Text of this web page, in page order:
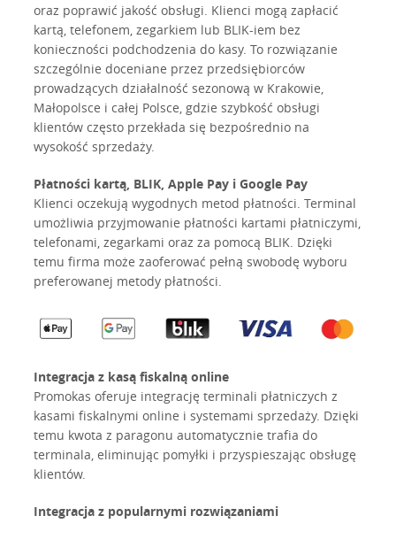
oraz poprawić jakość obsługi. Klienci mogą zapłacić
kartą, telefonem, zegarkiem lub BLIK-iem bez
konieczności podchodzenia do kasy. To rozwiązanie
szczególnie doceniane przez przedsiębiorców
prowadzących działalność sezonową w Krakowie,
Małopolsce i całej Polsce, gdzie szybkość obsługi
klientów często przekłada się bezpośrednio na
wysokość sprzedaży.
Płatności kartą, BLIK, Apple Pay i Google Pay
Klienci oczekują wygodnych metod płatności. Terminal
umożliwia przyjmowanie płatności kartami płatniczymi,
telefonami, zegarkami oraz za pomocą BLIK. Dzięki
temu firma może zaoferować pełną swobodę wyboru
preferowanej metody płatności.
Integracja z kasą fiskalną online
Promokas oferuje integrację terminali płatniczych z
kasami fiskalnymi online i systemami sprzedaży. Dzięki
temu kwota z paragonu automatycznie trafia do
terminala, eliminując pomyłki i przyspieszając obsługę
klientów.
Integracja z popularnymi rozwiązaniami